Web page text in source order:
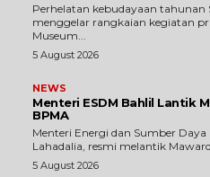
Perhelatan kebudayaan tahunan
menggelar rangkaian kegiatan
Museum...
5 August 2026
NEWS
Menteri ESDM Bahlil Lantik
BPMA
Menteri Energi dan Sumber Daya
Lahadalia, resmi melantik
5 August 2026